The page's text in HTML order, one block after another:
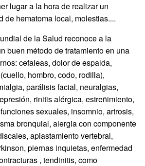
lugar a la hora de realizar un
de hematoma local, molestias....
de la Salud reconoce a la
buen método de tratamiento en una
cefaleas, dolor de espalda,
hombro, codo, rodilla),
parálisis facial, neuralgias,
rinitis alérgica, estreñimiento,
sexuales, insomnio, artrosis,
bronquial, alergia con componente
aplastamiento vertebral,
piernas inquietas, enfermedad
, tendinitis, como